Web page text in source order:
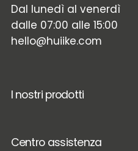
Dal lunedì al venerdì
dalle 07:00 alle 15:00
hello@huiike.com
I nostri prodotti
Centro assistenza